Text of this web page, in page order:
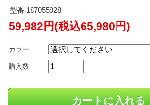
型番 187055928
59,982円(税込65,980円)
カラー
購入数